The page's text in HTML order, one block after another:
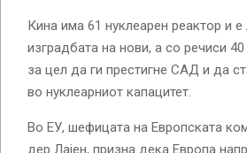
Кина има 61 нуклеарен реактор и
изградбата на нови, а со речиси
за цел да ги престигне САД и да
во нуклеарниот капацитет.
Во ЕУ, шефицата на Европската
дер Лајен, призна дека Европа